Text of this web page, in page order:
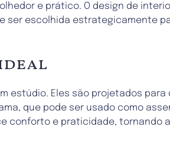
e prático. O design de
ser escolhida estrategicamente
estúdio. Eles são projetados
que pode ser usado como
conforto e praticidade, tornando